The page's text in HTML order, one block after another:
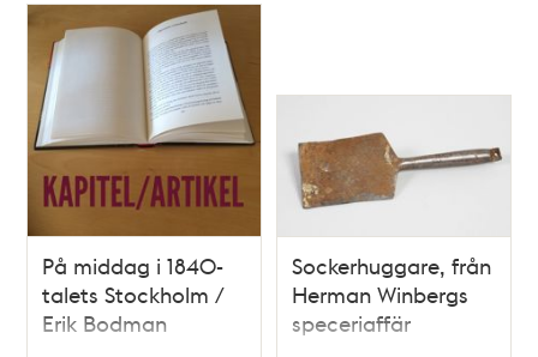
På middag i 1840-
talets Stockholm /
Erik Bodman
Sockerhuggare, från
Herman Winbergs
speceriaffär